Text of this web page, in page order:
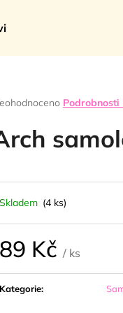
Podrobnosti
Skladem (4 ks)
89 Kč / ks
Kategorie: